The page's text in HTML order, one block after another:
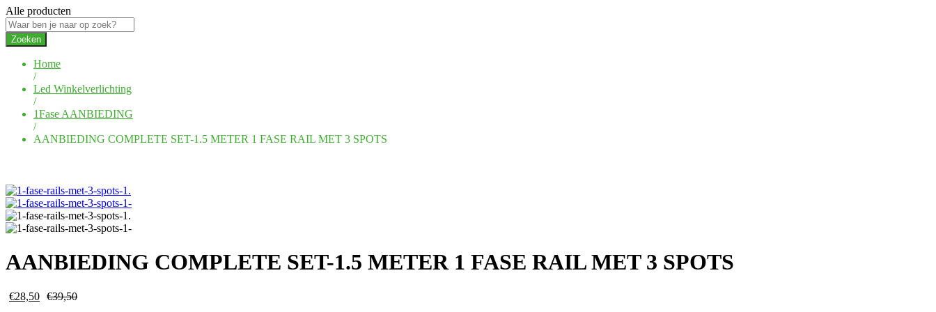
Alle producten
Zoeken
Home
/
Led Winkelverlichting
/
1Fase AANBIEDING
/
AANBIEDING COMPLETE SET-1.5 METER 1 FASE RAIL MET 3 SPOTS
AANBIEDING COMPLETE SET-1.5 METER 1 FASE RAIL MET 3 SPOTS
€28,50 €39,50